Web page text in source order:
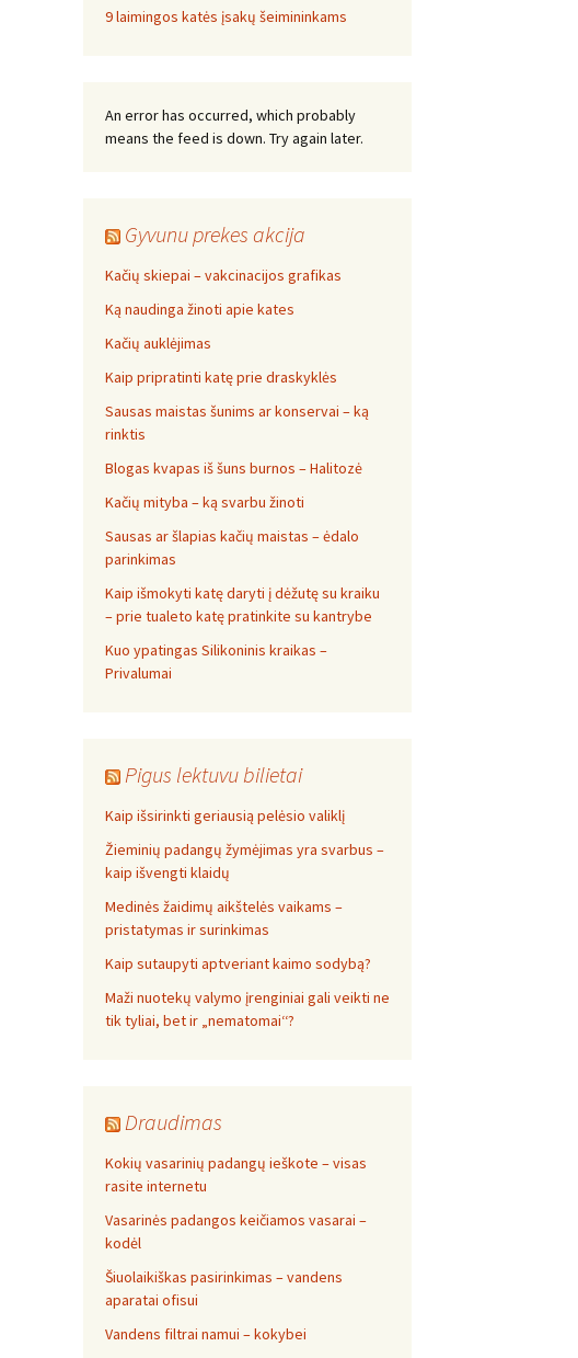
9 laimingos katės įsakų šeimininkams
An error has occurred, which probably
means the feed is down. Try again later.
Gyvunu prekes akcija
Kačių skiepai – vakcinacijos grafikas
Ką naudinga žinoti apie kates
Kačių auklėjimas
Kaip pripratinti katę prie draskyklės
Sausas maistas šunims ar konservai – ką
rinktis
Blogas kvapas iš šuns burnos – Halitozė
Kačių mityba – ką svarbu žinoti
Sausas ar šlapias kačių maistas – ėdalo
parinkimas
Kaip išmokyti katę daryti į dėžutę su kraiku
– prie tualeto katę pratinkite su kantrybe
Kuo ypatingas Silikoninis kraikas –
Privalumai
Pigus lektuvu bilietai
Kaip išsirinkti geriausią pelėsio valiklį
Žieminių padangų žymėjimas yra svarbus –
kaip išvengti klaidų
Medinės žaidimų aikštelės vaikams –
pristatymas ir surinkimas
Kaip sutaupyti aptveriant kaimo sodybą?
Maži nuotekų valymo įrenginiai gali veikti ne
tik tyliai, bet ir „nematomai‘‘?
Draudimas
Kokių vasarinių padangų ieškote – visas
rasite internetu
Vasarinės padangos keičiamos vasarai –
kodėl
Šiuolaikiškas pasirinkimas – vandens
aparatai ofisui
Vandens filtrai namui – kokybei